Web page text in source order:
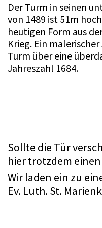
Der Turm in seinen
von 1489 ist 51m
heutigen Form aus
Krieg. Ein
Turm über eine
Jahreszahl 1684.
Sollte die Tür
hier trotzdem
Wir laden ein zu
Ev. Luth. St.